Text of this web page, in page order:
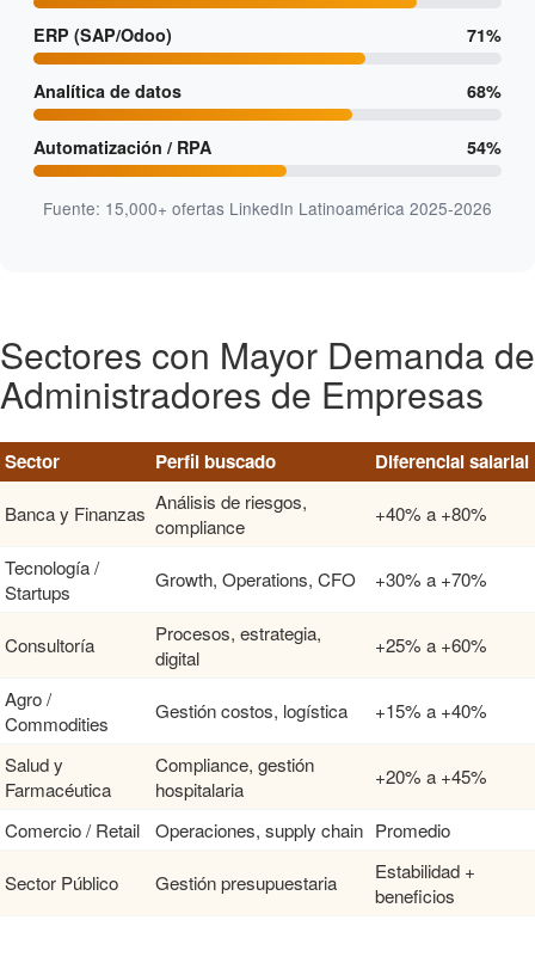
ERP (SAP/Odoo) 71%
Analítica de datos 68%
Automatización / RPA 54%
Fuente: 15,000+ ofertas LinkedIn Latinoamérica 2025-2026
Sectores con Mayor Demanda de
Administradores de Empresas
Sector Perfil buscado Diferencial salarial
Banca y Finanzas Análisis de riesgos,
compliance
+40% a +80%
Tecnología /
Startups
Growth, Operations, CFO +30% a +70%
Consultoría
Procesos, estrategia,
digital
+25% a +60%
Agro /
Commodities
Gestión costos, logística +15% a +40%
Salud y
Farmacéutica
Compliance, gestión
hospitalaria
+20% a +45%
Comercio / Retail Operaciones, supply chain Promedio
Sector Público Gestión presupuestaria
Estabilidad +
beneficios